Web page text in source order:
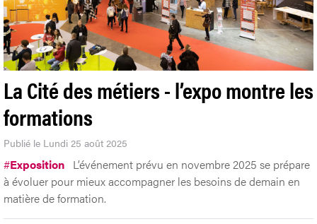
La Cité des métiers - l’expo montre les
formations
Publié le Lundi 25 août 2025
#Exposition L’événement prévu en novembre 2025 se prépare
à évoluer pour mieux accompagner les besoins de demain en
matière de formation.